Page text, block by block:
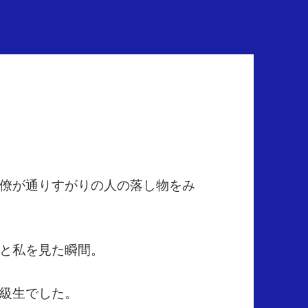
通りすがりの人の落し物をみ
私を見た瞬間。
でした。